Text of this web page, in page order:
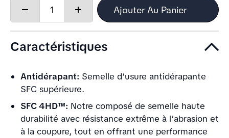
Quantity:
Increase
Ajouter Au Panier
Caractéristiques
Antidérapant: Semelle d’usure antidérapante
SFC supérieure.
SFC 4HD™: Notre composé de semelle haute
durabilité avec résistance extrême à l’abrasion et
à la coupure, tout en offrant une performance